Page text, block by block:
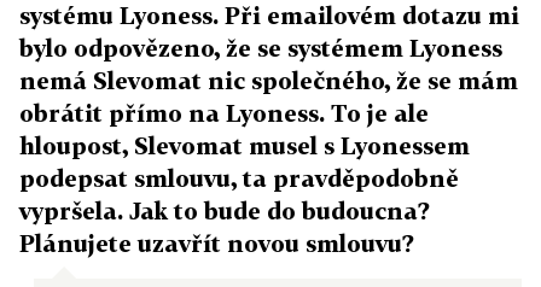
systému Lyoness. Při emailovém dotazu mi
bylo odpovězeno, že se systémem Lyoness
nemá Slevomat nic společného, že se mám
obrátit přímo na Lyoness. To je ale
hloupost, Slevomat musel s Lyonessem
podepsat smlouvu, ta pravděpodobně
vypršela. Jak to bude do budoucna?
Plánujete uzavřít novou smlouvu?